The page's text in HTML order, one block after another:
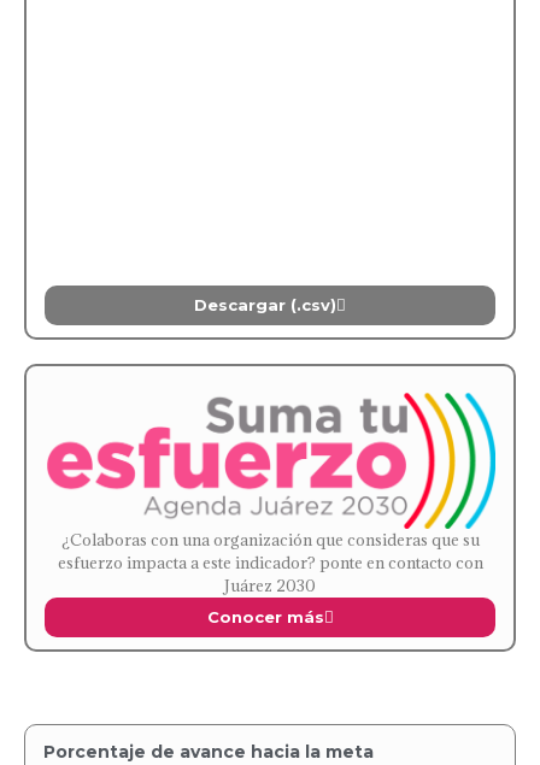
Porcentaje de avance hacia la meta
Descargar (.csv)
¿Colaboras con una organización que consideras que su
esfuerzo impacta a este indicador? ponte en contacto con
Juárez 2030
Conocer más